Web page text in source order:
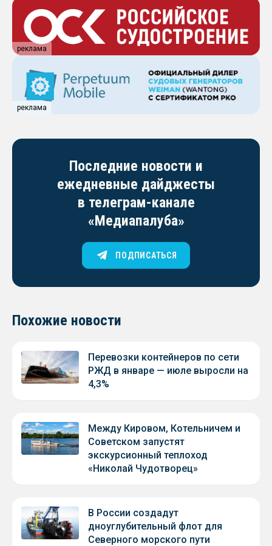
реклама
реклама
Последние новости и
ежедневные дайджесты
в телеграм-канале
«Медиапалуба»
ПОДПИСАТЬСЯ
Похожие новости
Перевозки контейнеров по сети
РЖД в январе — июле выросли на
4,3%
Между Кировом, Котельничем и
Советском запустят
экскурсионный теплоход
«Николай Чудотворец»
В России создадут
дноуглубительный флот для
Северного морского пути